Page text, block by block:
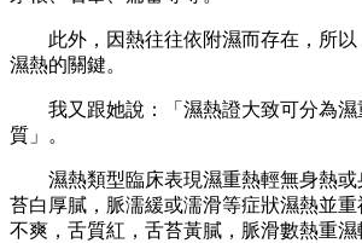
此外，因熱往往依附濕而存在，所以
濕熱的關鍵。
我又跟她說：「濕熱證大致可分為濕
質」。
濕熱類型臨床表現濕重熱輕無身熱或
苔白厚膩，脈濡緩或濡滑等症狀濕熱並
不爽，舌質紅，舌苔黃膩，脈滑數熱重